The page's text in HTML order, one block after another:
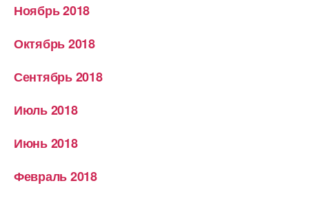
Ноябрь 2018
Октябрь 2018
Сентябрь 2018
Июль 2018
Июнь 2018
Февраль 2018